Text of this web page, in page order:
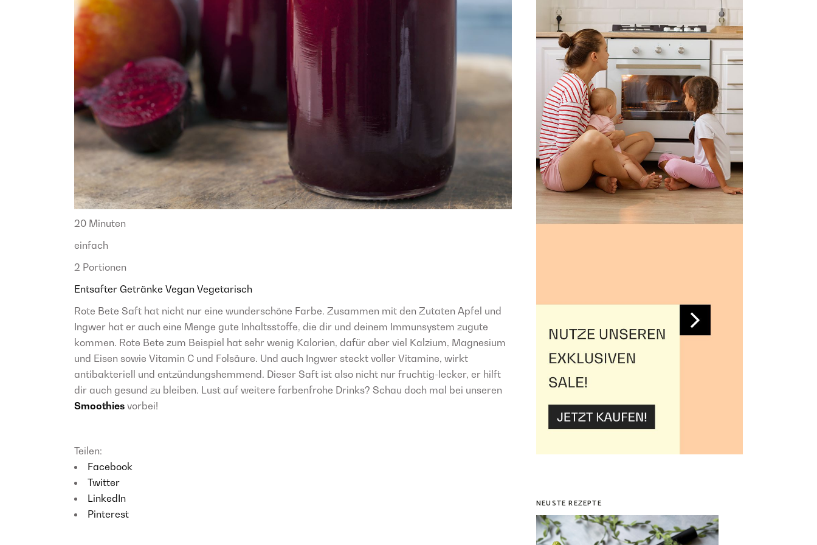
20 Minuten
einfach
2 Portionen
Entsafter Getränke Vegan Vegetarisch
Rote Bete Saft hat nicht nur eine wunderschöne Farbe. Zusammen mit den Zutaten Apfel und
Ingwer hat er auch eine Menge gute Inhaltsstoffe, die dir und deinem Immunsystem zugute
kommen. Rote Bete zum Beispiel hat sehr wenig Kalorien, dafür aber viel Kalzium, Magnesium
und Eisen sowie Vitamin C und Folsäure. Und auch Ingwer steckt voller Vitamine, wirkt
antibakteriell und entzündungshemmend. Dieser Saft ist also nicht nur fruchtig-lecker, er hilft
dir auch gesund zu bleiben. Lust auf weitere farbenfrohe Drinks? Schau doch mal bei unseren
Smoothies vorbei!
Teilen:
Facebook
Twitter
LinkedIn
Pinterest
NEUSTE REZEPTE